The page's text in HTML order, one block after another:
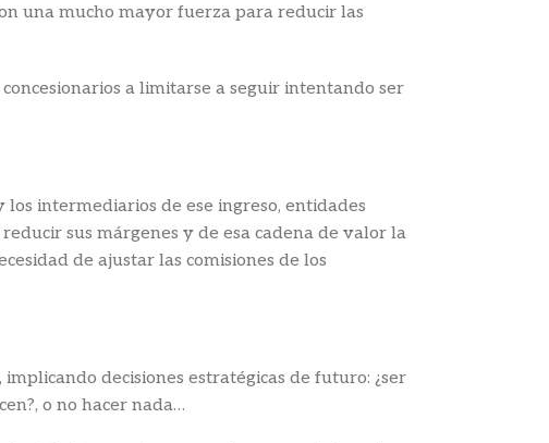
una mucho mayor fuerza para reducir las
a limitarse a seguir intentando ser
intermediarios de ese ingreso, entidades
sus márgenes y de esa cadena de valor la
de ajustar las comisiones de los
decisiones estratégicas de futuro: ¿ser
o no hacer nada…